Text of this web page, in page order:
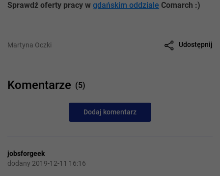
Sprawdź oferty pracy w gdańskim oddziale Comarch :)
Martyna Oczki Udostępnij
Komentarze (5)
Dodaj komentarz
jobsforgeek
dodany 2019-12-11 16:16